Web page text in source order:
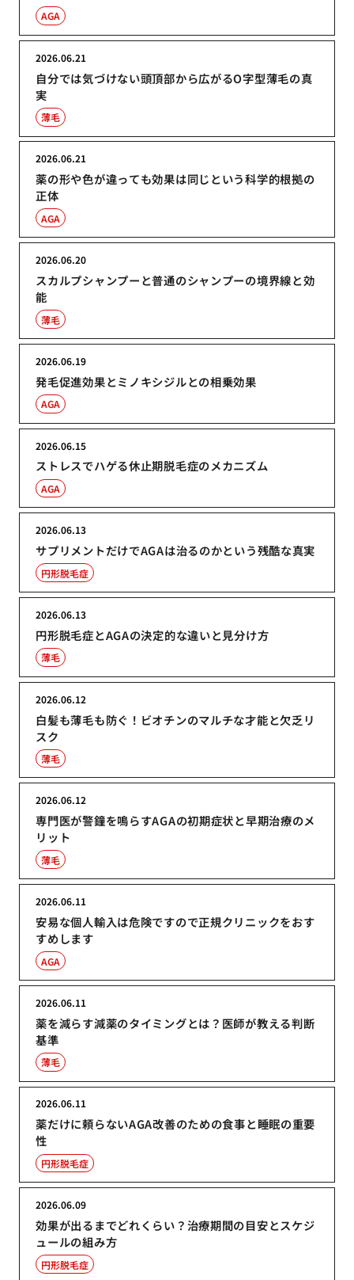
AGA
自分では気づけない頭頂部から広がるO字型薄毛の真
実
2026.06.21
薄毛
薬の形や色が違っても効果は同じという科学的根拠の
正体
2026.06.21
AGA
スカルプシャンプーと普通のシャンプーの境界線と効
能
2026.06.20
薄毛
発毛促進効果とミノキシジルとの相乗効果
2026.06.19
AGA
ストレスでハゲる休止期脱毛症のメカニズム
2026.06.15
AGA
サプリメントだけでAGAは治るのかという残酷な真実
2026.06.13
円形脱毛症
円形脱毛症とAGAの決定的な違いと見分け方
2026.06.13
薄毛
白髪も薄毛も防ぐ！ビオチンのマルチな才能と欠乏リ
スク
2026.06.12
薄毛
専門医が警鐘を鳴らすAGAの初期症状と早期治療のメ
リット
2026.06.12
薄毛
安易な個人輸入は危険ですので正規クリニックをおす
すめします
2026.06.11
AGA
薬を減らす減薬のタイミングとは？医師が教える判断
基準
2026.06.11
薄毛
薬だけに頼らないAGA改善のための食事と睡眠の重要
性
2026.06.11
円形脱毛症
効果が出るまでどれくらい？治療期間の目安とスケジ
ュールの組み方
2026.06.09
円形脱毛症